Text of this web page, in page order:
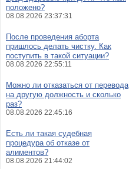
положено?
08.08.2026 23:37:31
После проведения аборта
пришлось делать чистку. Как
поступить в такой ситуации?
08.08.2026 22:55:11
Можно ли отказаться от перевода
на другую должность и сколько
раз?
08.08.2026 22:45:16
Есть ли такая судебная
процедура об отказе от
алиментов?
08.08.2026 21:44:02